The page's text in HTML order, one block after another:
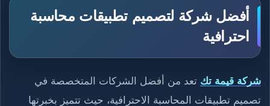
أفضل شركة لتصميم تطبيقات محاسبة
احترافية
شركة قيمة تك تعد من أفضل الشركات المتخصصة في
تصميم تطبيقات المحاسبة الاحترافية، حيث تتميز بخبرتها